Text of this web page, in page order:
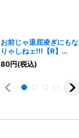
お前じゃ退屈凌ぎにもな
りゃしねェ!!!【R】
{OP06-039}
80円(税込)